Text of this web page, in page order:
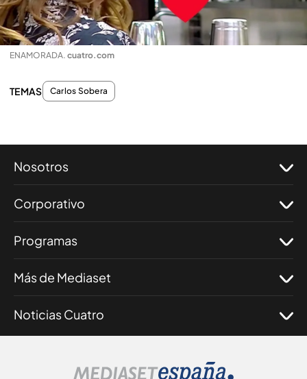
ENAMORADA. cuatro.com
TEMAS Carlos Sobera
Nosotros
Corporativo
Programas
Más de Mediaset
Noticias Cuatro